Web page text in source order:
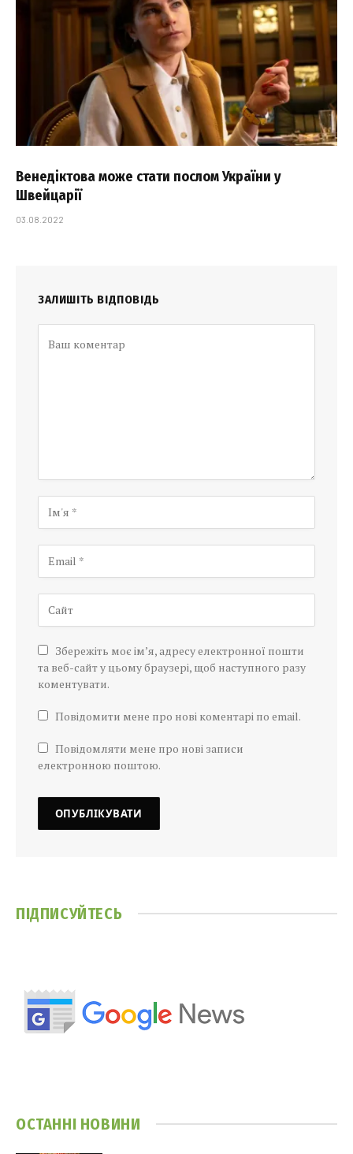
Венедіктова може стати послом України у
Швейцарії
03.08.2022
ЗАЛИШІТЬ ВІДПОВІДЬ
Збережіть моє ім’я, адресу електронної пошти
та веб-сайт у цьому браузері, щоб наступного разу
коментувати.
Повідомити мене про нові коментарі по email.
Повідомляти мене про нові записи
електронною поштою.
ПІДПИСУЙТЕСЬ
ОСТАННІ НОВИНИ